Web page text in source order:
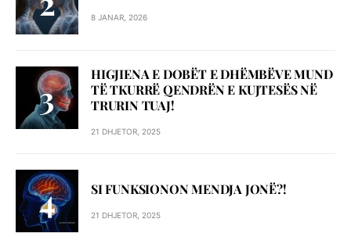
8 JANAR, 2026
HIGJIENA E DOBËT E DHËMBËVE MUND
TË TKURRË QENDRËN E KUJTESËS NË
TRURIN TUAJ!
21 DHJETOR, 2025
SI FUNKSIONON MENDJA JONË?!
21 DHJETOR, 2025